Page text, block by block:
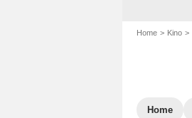
Home Kino
Home